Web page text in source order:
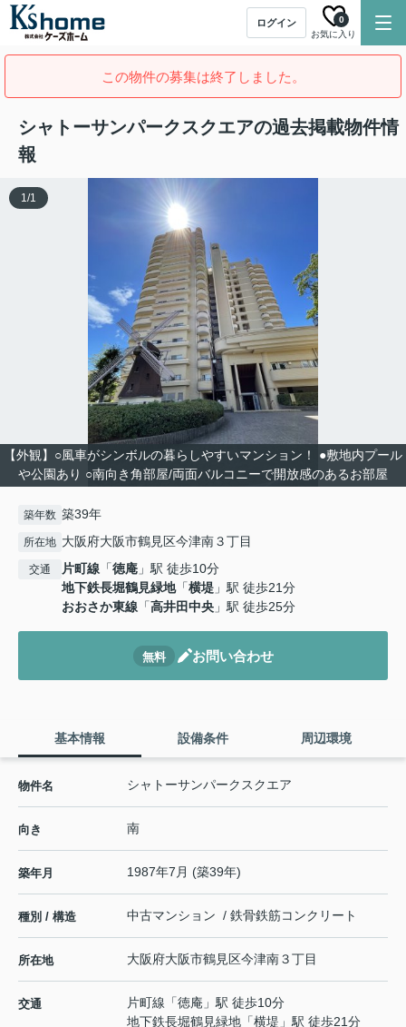
ログイン
お気に入り
0
この物件の募集は終了しました。
シャトーサンパークスクエアの過去掲載物件情
報
【外観】○風車がシンボルの暮らしやすいマンション！ ●敷地内プール
や公園あり ○南向き角部屋/両面バルコニーで開放感のあるお部屋
1/1
築年数 築39年
所在地 大阪府大阪市鶴見区今津南３丁目
交通 片町線 「徳庵 」駅 徒歩10分
地下鉄長堀鶴見緑地「横堤 」駅 徒歩21分
おおさか東線 「高井田中央 」駅 徒歩25分
無料 お問い合わせ
基本情報 設備条件 周辺環境
物件名 シャトーサンパークスクエア
向き 南
築年月 1987年7月 (築39年)
種別 / 構造 中古マンション / 鉄骨鉄筋コンクリート
所在地 大阪府大阪市鶴見区今津南３丁目
交通 片町線 「徳庵 」駅 徒歩10分
地下鉄長堀鶴見緑地 「横堤 」駅 徒歩21分